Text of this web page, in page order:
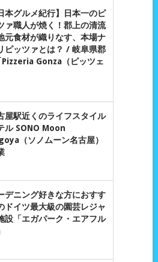
本グルメ紀行】日本一のピ
ァ職人が焼く！郡上の清流
元食材が織りなす、本場ナ
ピッツァとは？ / 岐阜県郡
Pizzeria Gonza（ピッツェ
屋駅近くのライフスタイル
ル SONO Moon
（ソノムーン名古屋）
デニング好きな方におすす
ドイツ最大級の園芸レジャ
設「エガパーク・エアフル